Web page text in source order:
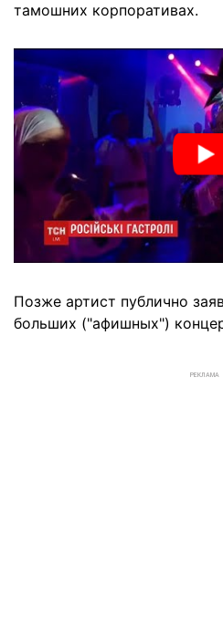
тамошних корпоративах.
Позже артист публично
больших ("афишных")
РЕКЛАМА